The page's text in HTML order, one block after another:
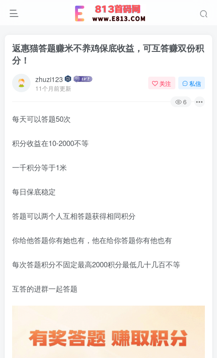
返惠猫答题赚米不养鸡保底收益，可互答赚双份积
分！
zhuzi123
11个月前更新
关注 私信
6
每天可以答题50次
积分收益在10-2000不等
一千积分等于1米
每日保底稳定
答题可以两个人互相答题获得相同积分
你给他答题你有她也有，他在给你答题你有他也有
每次答题积分不固定最高2000积分最低几十几百不等
互答的进群一起答题